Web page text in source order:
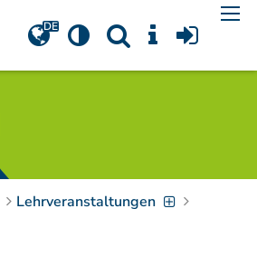
[Access-Key 1
other language
Inhalt springen
Key 2
Suche springen
Key 4]
Hauptnavigation
Lehrveranstaltungen